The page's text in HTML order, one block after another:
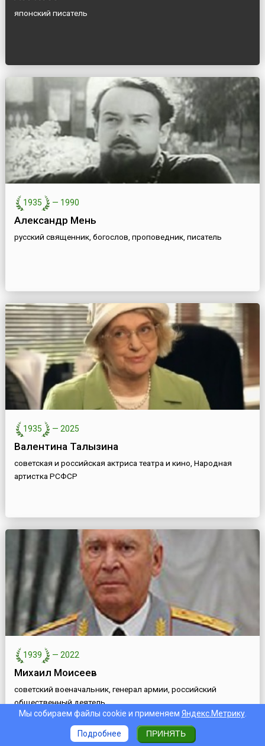
японский писатель
1935 — 1990
Александр Мень
русский священник, богослов, проповедник, писатель
1935 — 2025
Валентина Талызина
советская и российская актриса театра и кино, Народная
артистка РСФСР
1939 — 2022
Михаил Моисеев
советский военачальник, генерал армии, российский
общественный деятель
Мы собираем файлы cookie и применяем Яндекс.Метрику.
Подробнее ПРИНЯТЬ